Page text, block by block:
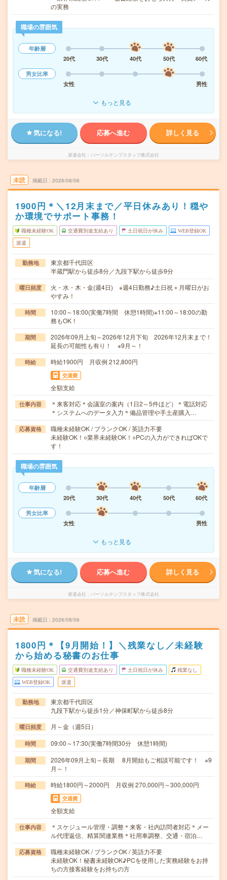
の実務
職場の雰囲気
年齢層
20代
30代 40代 50代
60代
男女比率
女性
男性
もっと見る
気になる! 応募へ進む 詳しく見る
派遣会社 パーソルテンプスタッフ株式会社
未読 掲載日 2026/08/06
1900円＊＼12月末まで／平日休みあり！穏や
か環境でサポート事務！
職種未経験OK 交通費別途支給あり 土日祝日が休み WEB登録OK
派遣
勤務地
東京都千代田区
半蔵門駅から徒歩8分／九段下駅から徒歩9分
曜日頻度
火・水・木・金(週4日) ※週4日勤務♪土日祝＋月曜日がお
やすみ！
時間
10:00～18:00(実働7時間 休憩1時間)※11:00～18:00の勤
務もOK！
期間
2026年09月上旬～2026年12月下旬 2026年12月末まで！
延長の可能性も有り！ ※9月～！
時給 時給1900円 月収例 212,800円
交通費
全額支給
仕事内容
＊来客対応＊会議室の案内（1日2～5件ほど）＊電話対応
＊システムへのデータ入力＊備品管理や手土産購入…
応募資格
職種未経験OK / ブランクOK / 英語力不要
未経験OK！○業界未経験OK！○PCの入力ができればOKで
す！
職場の雰囲気
年齢層
20代
30代 40代 50代
60代
男女比率
女性
男性
もっと見る
気になる! 応募へ進む 詳しく見る
派遣会社 パーソルテンプスタッフ株式会社
未読 掲載日 2026/08/06
1800円＊【9月開始！】＼残業なし／未経験
から始める秘書のお仕事
職種未経験OK 交通費別途支給あり 土日祝日が休み 残業なし
WEB登録OK 派遣
勤務地
東京都千代田区
九段下駅から徒歩1分／神保町駅から徒歩8分
曜日頻度 月～金（週5日）
時間 09:00～17:30(実働7時間30分 休憩1時間)
期間
2026年09月上旬～長期 8月開始もご相談可能です！ ※9
月～！
時給 時給1800円～2000円 月収例 270,000円～300,000円
交通費
全額支給
仕事内容
＊スケジュール管理・調整＊来客・社内訪問者対応＊メー
ル代理返信、精算関連業務＊社用車調整、交通・宿泊…
応募資格
職種未経験OK / ブランクOK / 英語力不要
未経験OK！秘書未経験OK♪PCを使用した実務経験をお持
ちの方接客経験をお持ちの方